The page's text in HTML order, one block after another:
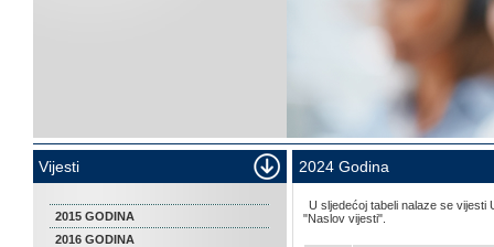
Vijesti
2015 GODINA
2016 GODINA
2024 Godina
U sljedećoj tabeli nalaze se vijesti
"Naslov vijesti".